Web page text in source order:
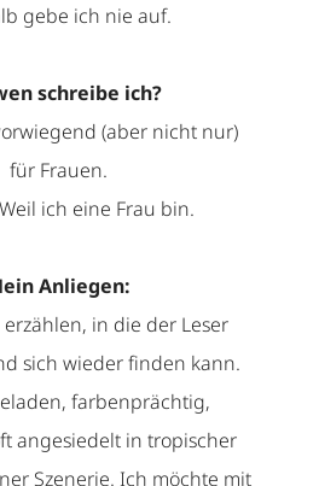
gebe ich nie auf.
schreibe ich?
(aber nicht nur)
für Frauen.
ich eine Frau bin.
Anliegen:
in die der Leser
sich wieder finden kann.
farbenprächtig,
angesiedelt in tropischer
Szenerie. Ich möchte mit